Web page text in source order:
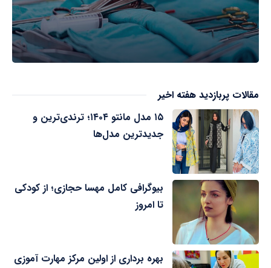
مقالات پربازدید هفته اخیر
۱۵ مدل مانتو ۱۴۰۴؛ ترندی‌ترین و
جدیدترین مدل‌ها
بیوگرافی کامل مهسا حجازی؛ از کودکی
تا امروز
بهره برداری از اولین مرکز مهارت آموزی